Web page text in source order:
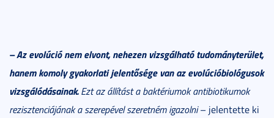
– Az evolúció nem elvont, nehezen vizsgálható tudományterület,
hanem komoly gyakorlati jelentősége van az evolúcióbiológusok
vizsgálódásainak. Ezt az állítást a baktériumok antibiotikumok
rezisztenciájának a szerepével szeretném igazolni– jelentette ki